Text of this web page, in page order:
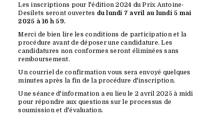
Les inscriptions pour l'édition 2024 du Prix Antoine-
Desilets seront ouvertes du lundi 7 avril au lundi 5 mai
2025 à 16 h 59.
Merci de bien lire les conditions de participation et la
procédure avant de déposer une candidature. Les
candidatures non conformes seront éliminées sans
remboursement.
Un courriel de confirmation vous sera envoyé quelques
minutes après la fin de la procédure d'inscription.
Une séance d'information a eu lieu le 2 avril 2025 à midi
pour répondre aux questions sur le processus de
soumission et d'évaluation.